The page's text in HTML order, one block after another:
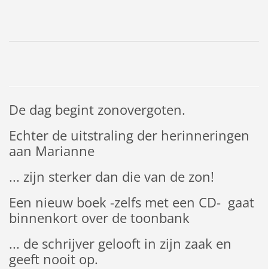
De dag begint zonovergoten.
Echter de uitstraling der herinneringen
aan Marianne
... zijn sterker dan die van de zon!
Een nieuw boek -zelfs met een CD- gaat
binnenkort over de toonbank
... de schrijver gelooft in zijn zaak en
geeft nooit op.